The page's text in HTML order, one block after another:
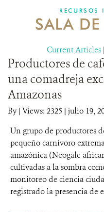
RECURSOS
SALA
Current Articles |
Productores de
una comadreja
Amazonas
By| Views: 2325 | julio 19,
Un grupo de productores
pequeño carnívoro
amazónica (Neogale
cultivadas a la sombra
monitoreo de ciencia
registrado la presencia de